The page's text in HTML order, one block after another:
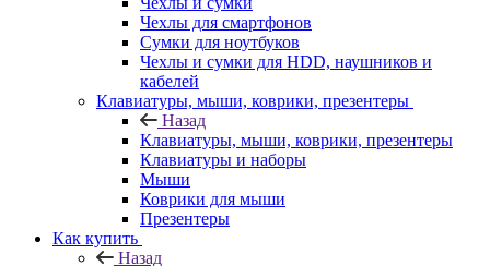
Чехлы для смартфонов
Сумки для ноутбуков
Чехлы и сумки для HDD, наушников и
кабелей
Клавиатуры, мыши, коврики, презентеры
Назад
Клавиатуры, мыши, коврики, презентеры
Клавиатуры и наборы
Мыши
Коврики для мыши
Презентеры
Как купить
Назад